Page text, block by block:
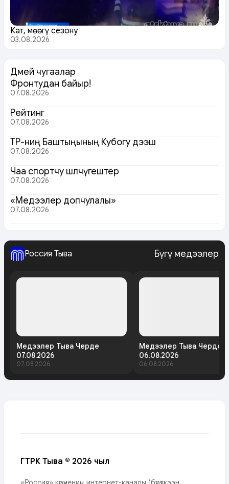
Кат, мөөгү сезону
03.08.2026
Дөмей чугаалар
Фронтудан байыр!
07.08.2026
Рейтинг
07.08.2026
ТР-ниң Баштыңының Кубогу дээш
07.08.2026
Чаа спортчу шөлчүгештер
07.08.2026
«Медээлер допчулалы»
07.08.2026
Россия Тыва Бүгү медээлер
Медээлер Тыва Черде
07.08.2026
07.08.2026
Медээлер Тыва Черде
06.08.2026
06.08.2026
ГТРК Тыва © 2026 чыл